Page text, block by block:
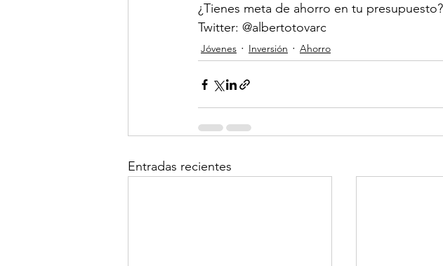
¿Tienes meta de ahorro en tu
Twitter: @albertotovarc
Jóvenes Inversión Ahorro
Entradas recientes